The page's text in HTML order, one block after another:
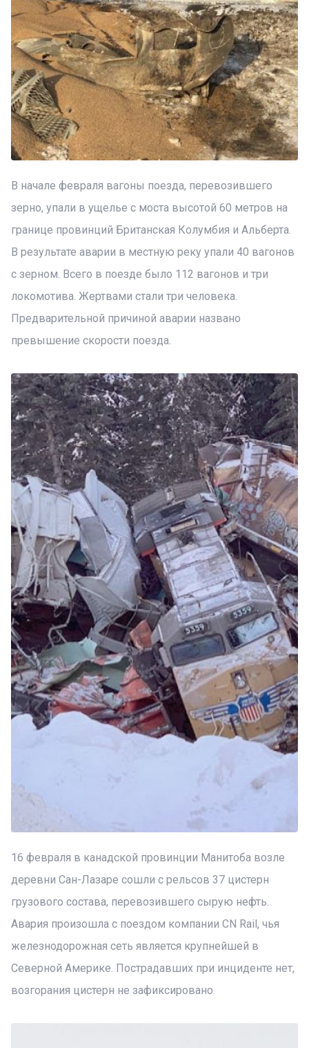
В начале февраля вагоны поезда, перевозившего
зерно, упали в ущелье с моста высотой 60 метров на
границе провинций Британская Колумбия и Альберта.
В результате аварии в местную реку упали 40 вагонов
с зерном. Всего в поезде было 112 вагонов и три
локомотива. Жертвами стали три человека.
Предварительной причиной аварии названо
превышение скорости поезда.
16 февраля в канадской провинции Манитоба возле
деревни Сан-Лазаре сошли с рельсов 37 цистерн
грузового состава, перевозившего сырую нефть.
Авария произошла с поездом компании CN Rail, чья
железнодорожная сеть является крупнейшей в
Северной Америке. Пострадавших при инциденте нет,
возгорания цистерн не зафиксировано.